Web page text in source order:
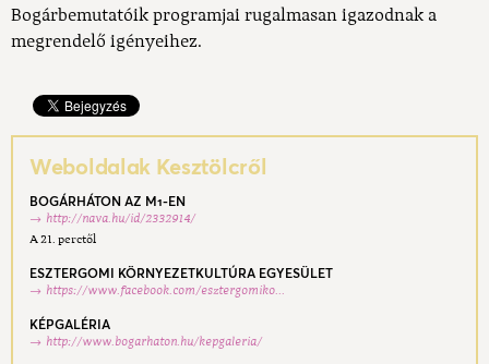
Bogárbemutatóik programjai rugalmasan igazodnak a
megrendelő igényeihez.
Weboldalak Kesztölcről
BOGÁRHÁTON AZ M1-EN
http://nava.hu/id/2332914/
A 21. perctől
ESZTERGOMI KÖRNYEZETKULTÚRA EGYESÜLET
https://www.facebook.com/esztergomiko...
KÉPGALÉRIA
http://www.bogarhaton.hu/kepgaleria/